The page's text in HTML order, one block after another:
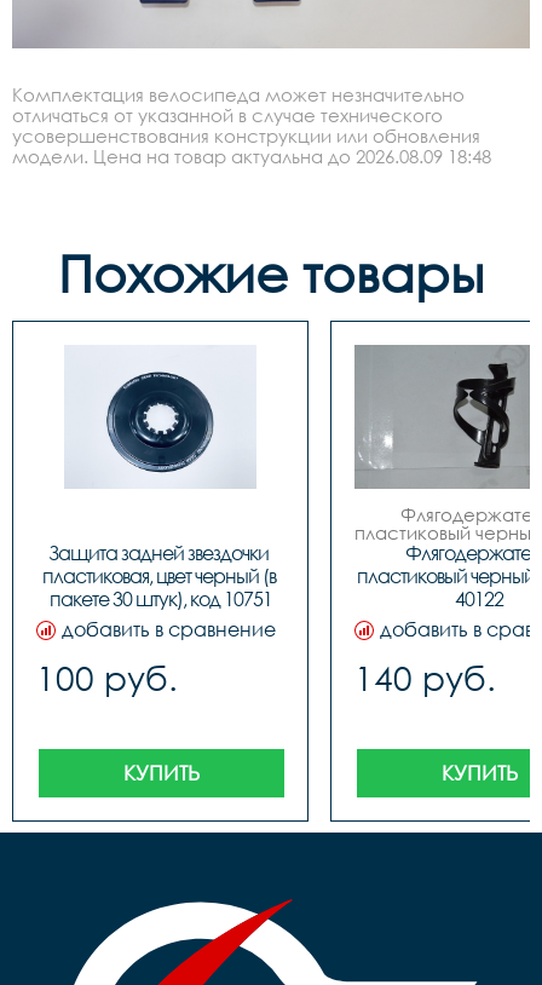
Комплектация велосипеда может незначительно
отличаться от указанной в случае технического
усовершенствования конструкции или обновления
модели. Цена на товар актуальна до 2026.08.09 18:48
Похожие товары
Защита задней звездочки
пластиковая, цвет черный (в
пакете 30 штук), код 10751
добавить в сравнение
100 руб.
КУПИТЬ
пластиковый черный
код. 40122
пластиковый черный
40122
добавить в
140 руб.
КУПИТЬ